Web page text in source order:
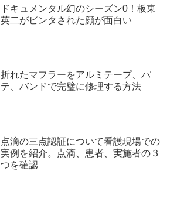
ドキュメンタル幻のシーズン0！板東
英二がビンタされた顔が面白い
折れたマフラーをアルミテープ、パ
テ、バンドで完璧に修理する方法
点滴の三点認証について看護現場での
実例を紹介。点滴、患者、実施者の３
つを確認